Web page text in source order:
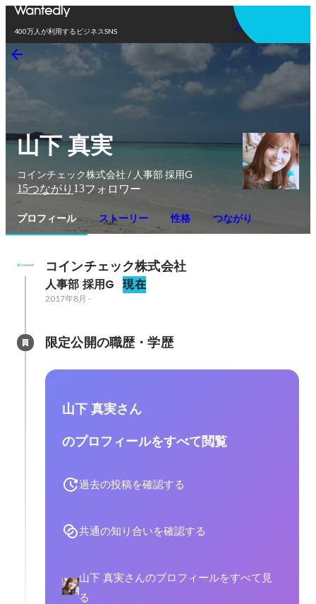
400万人が利用するビジネスSNS
アプリを使う
山下 真実
コインチェック株式会社 / 人事部 採用G
15つながり 13フォロワー
プロフィール ストーリー 性格 つながり
コインチェック株式会社
人事部 採用G 現在
2017年8月 -
限定公開の職歴・学歴
山下 真実さん
のプロフィールをすべて閲覧
過去の投稿を確認する
共通の知り合いを確認する
山下 真実さんのプロフィールをすべて見
る